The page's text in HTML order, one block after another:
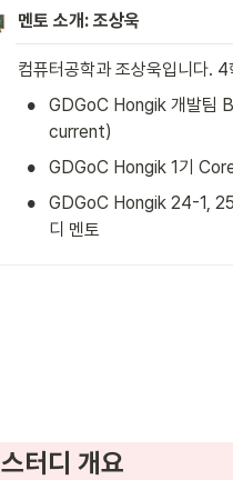
멘토 소개: 조상욱
컴퓨터공학과 조상욱입니다.
•
GDGoC Hongik 개발팀
current)
• GDGoC Hongik 1기
•
GDGoC Hongik 24-1,
디 멘토
스터디 개요